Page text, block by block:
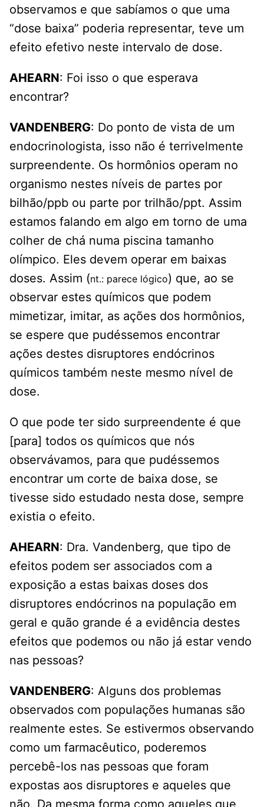
observamos e que sabíamos o que uma
“dose baixa” poderia representar, teve um
efeito efetivo neste intervalo de dose.
AHEARN: Foi isso o que esperava
encontrar?
VANDENBERG: Do ponto de vista de um
endocrinologista, isso não é terrivelmente
surpreendente. Os hormônios operam no
organismo nestes níveis de partes por
bilhão/ppb ou parte por trilhão/ppt. Assim
estamos falando em algo em torno de uma
colher de chá numa piscina tamanho
olímpico. Eles devem operar em baixas
doses. Assim (nt.: parece lógico) que, ao se
observar estes químicos que podem
mimetizar, imitar, as ações dos hormônios,
se espere que pudéssemos encontrar
ações destes disruptores endócrinos
químicos também neste mesmo nível de
dose.
O que pode ter sido surpreendente é que
[para] todos os químicos que nós
observávamos, para que pudéssemos
encontrar um corte de baixa dose, se
tivesse sido estudado nesta dose, sempre
existia o efeito.
AHEARN: Dra. Vandenberg, que tipo de
efeitos podem ser associados com a
exposição a estas baixas doses dos
disruptores endócrinos na população em
geral e quão grande é a evidência destes
efeitos que podemos ou não já estar vendo
nas pessoas?
VANDENBERG: Alguns dos problemas
observados com populações humanas são
realmente estes. Se estivermos observando
como um farmacêutico, poderemos
percebê-los nas pessoas que foram
expostas aos disruptores e aqueles que